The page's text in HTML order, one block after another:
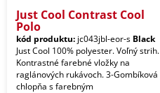
Just Cool Contrast Cool
Polo
kód produktu: jc043jbl-eor-s Black
Just Cool 100% polyester. Voľný strih.
Kontrastné farebné vložky na
raglánových rukávoch. 3-Gombíková
chlopňa s farebným